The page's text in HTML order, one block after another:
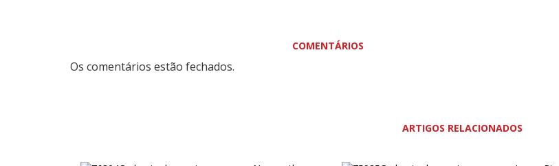
COMENTÁRIOS
Os comentários estão fechados.
ARTIGOS RELACIONADOS